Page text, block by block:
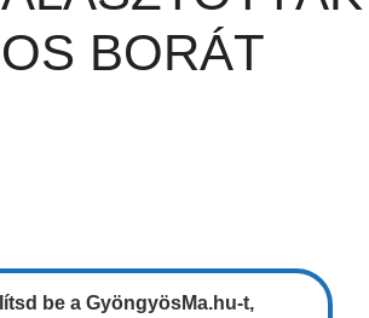
BORÁT
be a GyöngyösMa.hu-t,